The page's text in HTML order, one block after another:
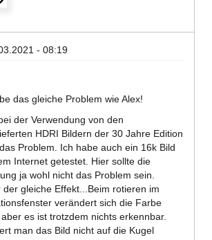
- 08:19
das gleiche Problem wie Alex!
der Verwendung von den
HDRI Bildern der 30 Jahre Edition
Problem. Ich habe auch ein 16k Bild
Internet getestet. Hier sollte die
ja wohl nicht das Problem sein.
der gleiche Effekt...Beim rotieren im
verändert sich die Farbe
es ist trotzdem nichts erkennbar.
man das Bild nicht auf die Kugel